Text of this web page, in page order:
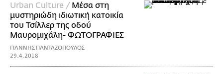
Urban Culture / Μέσα στη
μυστηριώδη ιδιωτική κατοικία
του Τσίλλερ της οδού
Μαυρομιχάλη- ΦΩΤΟΓΡΑΦΙΕΣ
ΓΙΑΝΝΗΣ ΠΑΝΤΑΖΟΠΟΥΛΟΣ
29.4.2018